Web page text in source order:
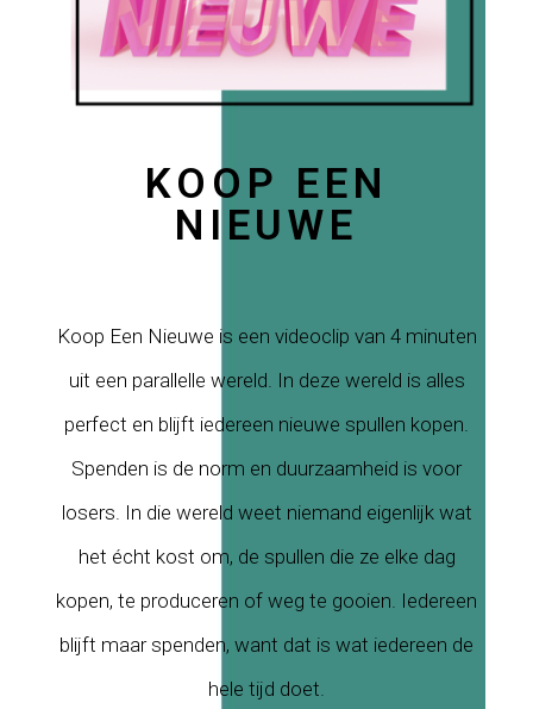
KOOP EEN
NIEUWE
Koop Een Nieuwe is een videoclip van 4 minuten
uit een parallelle wereld. In deze wereld is alles
perfect en blijft iedereen nieuwe spullen kopen.
Spenden is de norm en duurzaamheid is voor
losers. In die wereld weet niemand eigenlijk wat
het écht kost om, de spullen die ze elke dag
kopen, te produceren of weg te gooien. Iedereen
blijft maar spenden, want dat is wat iedereen de
hele tijd doet.